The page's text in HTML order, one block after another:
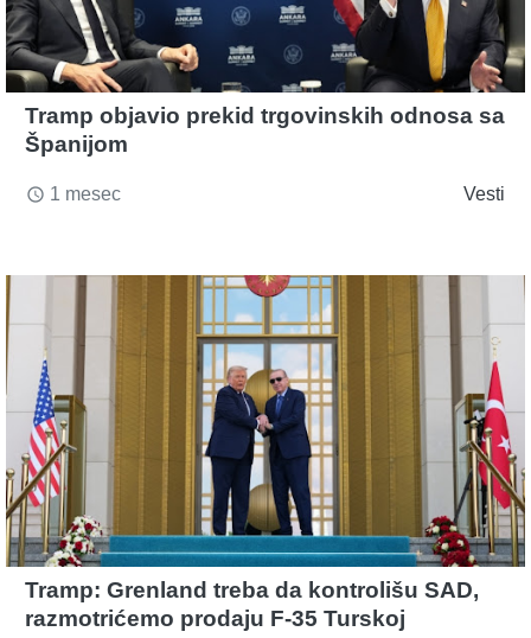
Tramp objavio prekid trgovinskih odnosa sa
Španijom
access_time 1 mesec Vesti
Tramp: Grenland treba da kontrolišu SAD,
razmotrićemo prodaju F-35 Turskoj